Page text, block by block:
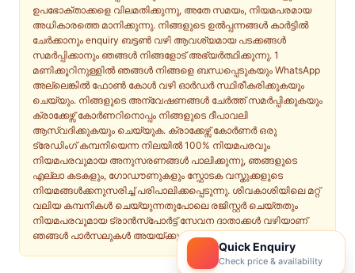
Quick Enquiry
Check price & availability
ഉപഭോക്താക്കളെ വിലമതിക്കുന്നു, അതേ സമയം, നിയമപരമായ
അധികാരത്തെ മാനിക്കുന്നു. നിങ്ങളുടെ ഉൽപ്പന്നങ്ങൾ കാർട്ടിൽ
ചേർക്കാനും enquiry ബട്ടൺ വഴി ആവശ്യമായ പടക്കങ്ങൾ
സമർപ്പിക്കാനും ഞങ്ങൾ നിങ്ങളോട് അഭ്യർത്ഥിക്കുന്നു. 1
മണിക്കൂറിനുള്ളിൽ ഞങ്ങൾ നിങ്ങളെ ബന്ധപ്പെടുകയും WhatsApp
അല്ലെങ്കിൽ ഫോൺ കോൾ വഴി ഓർഡർ സ്ഥിരീകരിക്കുകയും
ചെയ്യും. നിങ്ങളുടെ അന്വേഷണങ്ങൾ ചേർത്ത് സമർപ്പിക്കുകയും
ക്രാക്കേഴ്സ് കോർണറിനൊപ്പം നിങ്ങളുടെ ദീപാവലി
ആസ്വദിക്കുകയും ചെയ്യുക. ക്രാക്കേഴ്സ് കോർണർ ഒരു
ട്രേഡിംഗ് കമ്പനിയെന്ന നിലയിൽ 100% നിയമപരവും
നിയമപരവുമായ അനുസരണങ്ങൾ പാലിക്കുന്നു, ഞങ്ങളുടെ
എല്ലാ കടകളും, ഗോഡൗണുകളും സ്ഫോടക വസ്തുക്കളുടെ
നിയമങ്ങൾക്കനുസരിച്ച് പരിപാലിക്കപ്പെടുന്നു. ശിവകാശിയിലെ മറ്റ്
വലിയ കമ്പനികൾ ചെയ്യുന്നതുപോലെ രജിസ്റ്റർ ചെയ്തതും
നിയമപരവുമായ ട്രാൻസ്പോർട്ട് സേവന ദാതാക്കൾ വഴിയാണ്
ഞങ്ങൾ പാർസലുകൾ അയയ്ക്കുന്നത്.